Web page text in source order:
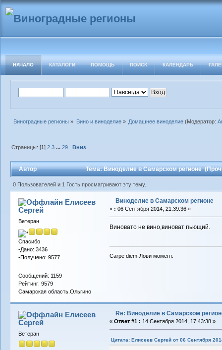
НАЧАЛО КАТАЛОГИ ПОМОЩЬ ПОИСК КАЛЕНДАРЬ
Виноградные регионы » Вино и виноделие» Домашнее виноделие(Модератор:
Страницы: [1]2 3 ...29 Вниз
Автор Тема: Виноделие в Самарском регионе
0 Пользователей и 1 Гость просматривают эту тему.
Елисеев
Сергей
Ветеран
Спасибо
-Дано: 3436
-Получено: 9577
Сообщений: 1159
Рейтинг: 9579
Самарская область.Ольгино
Виноделие в Самарском регионе
« : 06 Сентября 2014, 21:39:36 »
Виновато не вино,виноват пьющий.
Carpe diem-Лови момент.
Елисеев
Сергей
Ветеран
Re: Виноделие в Самарском
« Ответ #1 : 14 Сентября 2014, 17:43:38 »
Цитата: Елисеев Сергей от 06 Сентября